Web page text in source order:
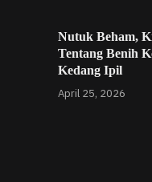
Nutuk Beham,
Tentang Benih
Kedang Ipil
April 25, 2026